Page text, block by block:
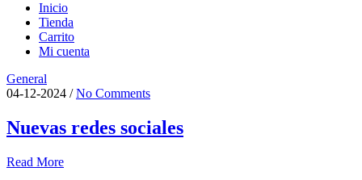
Inicio
Tienda
Carrito
Mi cuenta
General
04-12-2024 / No Comments
Nuevas redes sociales
Read More